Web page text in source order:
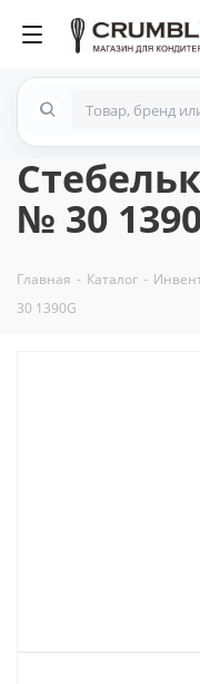
№ 30
Главная - Каталог -
30 1390G